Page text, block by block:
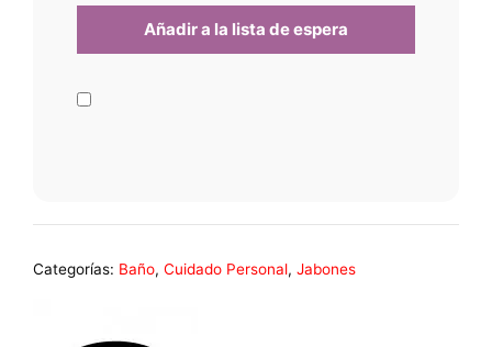
Categorías: Baño, Cuidado Personal, Jabones